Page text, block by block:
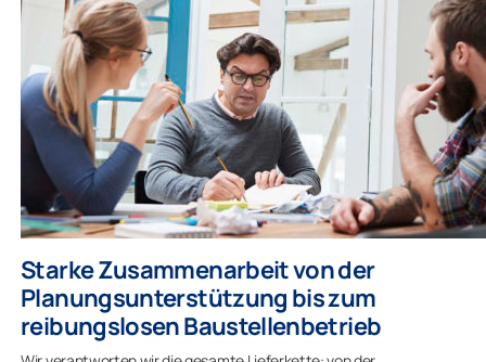
Starke Zusammenarbeit von der
Planungsunterstützung bis zum
reibungslosen Baustellenbetrieb